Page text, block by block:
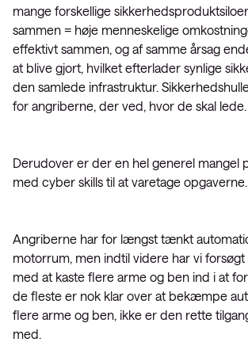
mange forskellige
sammen = høje menneskelige
effektivt sammen, og af samme årsag
at blive gjort, hvilket efterlader synlige
den samlede infrastruktur.
for angriberne, der ved, hvor de skal lede.
Derudover er der en hel generel mangel
med cyber skills til at varetage opgaverne.
Angriberne har for længst tænkt
motorrum, men indtil videre har vi forsøgt
med at kaste flere arme og ben ind i at
de fleste er nok klar over at bekæmpe
flere arme og ben, ikke er den rette
med.